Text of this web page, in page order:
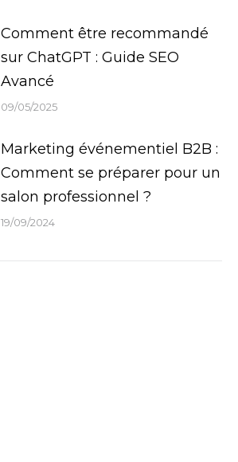
Comment être recommandé
sur ChatGPT : Guide SEO
Avancé
09/05/2025
Marketing événementiel B2B :
Comment se préparer pour un
salon professionnel ?
19/09/2024